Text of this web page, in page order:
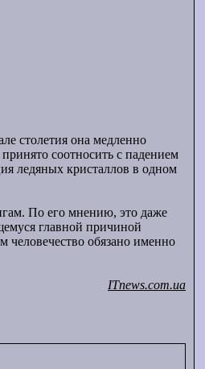
столетия она медленно
соотносить с падением
ледяных кристаллов в одном
По его мнению, это даже
главной причиной
человечество обязано именно
ITnews.com.ua